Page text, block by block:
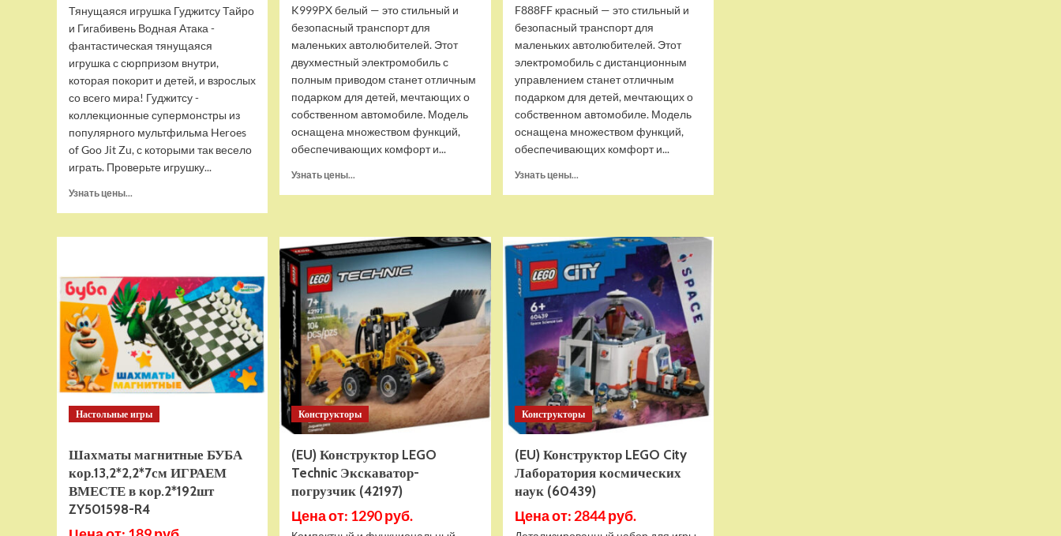
Тянущаяся игрушка Гуджитсу Тайро
и Гигабивень Водная Атака -
фантастическая тянущаяся
игрушка с сюрпризом внутри,
которая покорит и детей, и взрослых
со всего мира! Гуджитсу -
коллекционные супермонстры из
популярного мультфильма Heroes
of Goo Jit Zu, с которыми так весело
играть. Проверьте игрушку...
Узнать цены...
Тянущаяся
Тайро
и
Гигабивень
Водная
Атака
K999PX белый — это стильный и
безопасный транспорт для
маленьких автолюбителей. Этот
двухместный электромобиль с
полным приводом станет отличным
подарком для детей, мечтающих о
собственном автомобиле. Модель
оснащена множеством функций,
обеспечивающих комфорт и...
Узнать цены...
RiverToys
K999PX
белый
F888FF красный — это стильный и
безопасный транспорт для
маленьких автолюбителей. Этот
электромобиль с дистанционным
управлением станет отличным
подарком для детей, мечтающих о
собственном автомобиле. Модель
оснащена множеством функций,
обеспечивающих комфорт и...
Узнать цены...
RiverToys
F888FF
красный
Настольные игры
Шахматы магнитные БУБА
кор.13,2*2,2*7см ИГРАЕМ
ВМЕСТЕ в кор.2*192шт
ZY501598-R4
Конструкторы
(EU) Конструктор LEGO
Technic Экскаватор-
погрузчик (42197)
Цена от: 1290 руб.
Конструкторы
(EU) Конструктор LEGO City
Лаборатория космических
наук (60439)
Цена от: 2844 руб.